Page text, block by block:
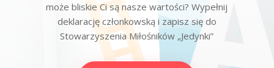
może bliskie Ci są nasze wartości? Wypełnij
deklarację członkowską i zapisz się do
Stowarzyszenia Miłośników „Jedynki”